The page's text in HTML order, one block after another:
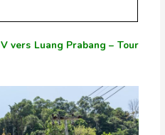
vers Luang Prabang – Tour